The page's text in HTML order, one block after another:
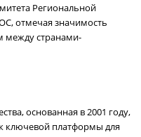
Региональной
отмечая значимость
между странами-
основанная в 2001 году,
ключевой платформы для